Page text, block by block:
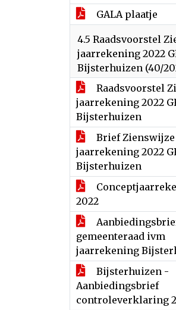
GALA plaatje
4.5 Raadsvoorstel
jaarrekening 2022
Bijsterhuizen (40/
Raadsvoorstel
jaarrekening 2022
Bijsterhuizen
Brief Zienswijze
jaarrekening 2022
Bijsterhuizen
2022
gemeenteraad ivm
jaarrekening
Bijsterhuizen -
Aanbiedingsbrief
controleverklaring